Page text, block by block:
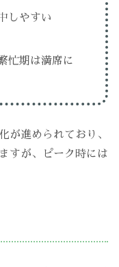
しやすい
忙期は満席に
が進められており、
すが、ピーク時には